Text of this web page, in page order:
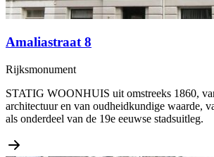
Amaliastraat 8
Rijksmonument
STATIG WOONHUIS uit omstreeks 1860,
architectuur en van oudheidkundige waarde,
als onderdeel van de 19e eeuwse stadsuitleg.